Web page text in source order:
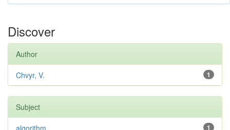
Discover
Author
1
Chvyr, V.
Subject
1
algorithm